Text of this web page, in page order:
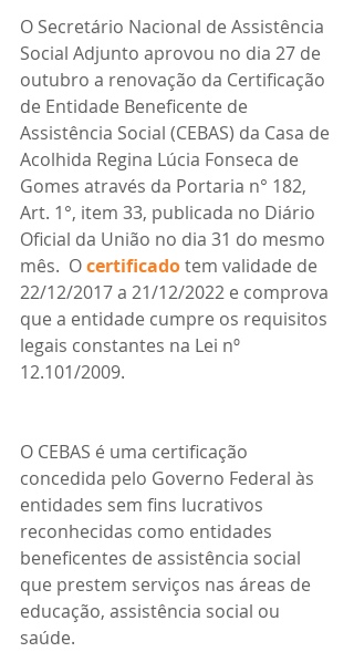
O Secretário Nacional de Assistência
Social Adjunto aprovou no dia 27 de
outubro a renovação da Certificação
de Entidade Beneficente de
Assistência Social (CEBAS) da Casa de
Acolhida Regina Lúcia Fonseca de
Gomes através da Portaria n° 182,
Art. 1°, item 33, publicada no Diário
Oficial da União no dia 31 do mesmo
mês.  O certificado tem validade de
22/12/2017 a 21/12/2022 e comprova
que a entidade cumpre os requisitos
legais constantes na Lei nº
12.101/2009.
O CEBAS é uma certificação
concedida pelo Governo Federal às
entidades sem fins lucrativos
reconhecidas como entidades
beneficentes de assistência social
que prestem serviços nas áreas de
educação, assistência social ou
saúde.